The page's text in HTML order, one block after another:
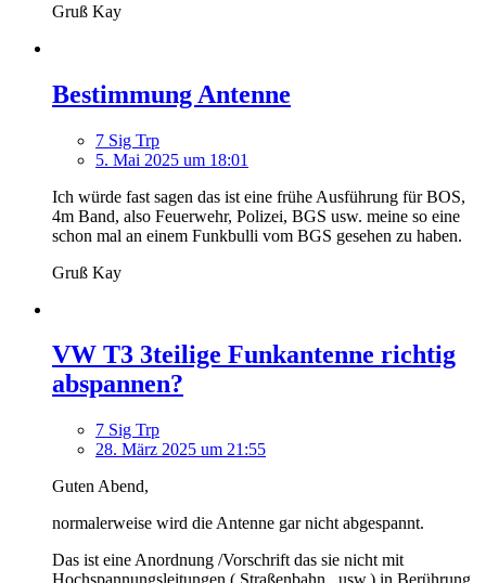
Gruß Kay
Bestimmung Antenne
7 Sig Trp
5. Mai 2025 um 18:01
Ich würde fast sagen das ist eine frühe Ausführung für BOS,
4m Band, also Feuerwehr, Polizei, BGS usw. meine so eine
schon mal an einem Funkbulli vom BGS gesehen zu haben.
Gruß Kay
VW T3 3teilige Funkantenne richtig
abspannen?
7 Sig Trp
28. März 2025 um 21:55
Guten Abend,
normalerweise wird die Antenne gar nicht abgespannt.
Das ist eine Anordnung /Vorschrift das sie nicht mit